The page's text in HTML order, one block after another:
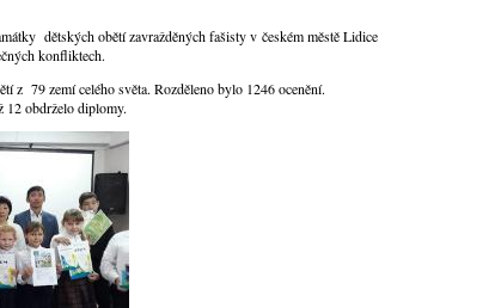
dětských obětí zavražděných fašisty v českém městě Lidice
konfliktech.
z 79 zemí celého světa. Rozděleno bylo 1246 ocenění.
12 obdrželo diplomy.